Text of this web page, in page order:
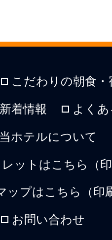
こだわりの朝食
新着情報 よく
当ホテルについて
ットはこちら（
ップはこちら（印
お問い合わせ